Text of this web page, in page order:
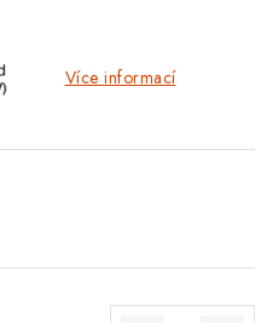
Více informací